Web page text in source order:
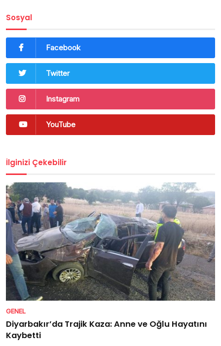
Sosyal
Facebook
Twitter
Instagram
YouTube
İlginizi Çekebilir
GENEL
Diyarbakır’da Trajik Kaza: Anne ve Oğlu Hayatını
Kaybetti